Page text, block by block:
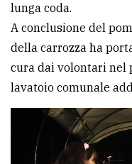
lunga coda.
A conclusione del
della carrozza ha
cura dai volontari nel
lavatoio comunale